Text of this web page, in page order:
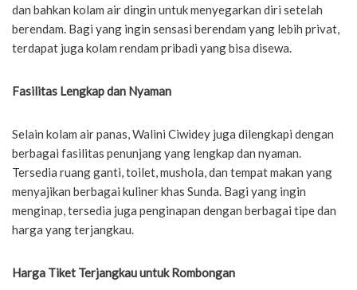
dan bahkan kolam air dingin untuk menyegarkan diri setelah
berendam. Bagi yang ingin sensasi berendam yang lebih privat,
terdapat juga kolam rendam pribadi yang bisa disewa.
Fasilitas Lengkap dan Nyaman
Selain kolam air panas, Walini Ciwidey juga dilengkapi dengan
berbagai fasilitas penunjang yang lengkap dan nyaman.
Tersedia ruang ganti, toilet, mushola, dan tempat makan yang
menyajikan berbagai kuliner khas Sunda. Bagi yang ingin
menginap, tersedia juga penginapan dengan berbagai tipe dan
harga yang terjangkau.
Harga Tiket Terjangkau untuk Rombongan